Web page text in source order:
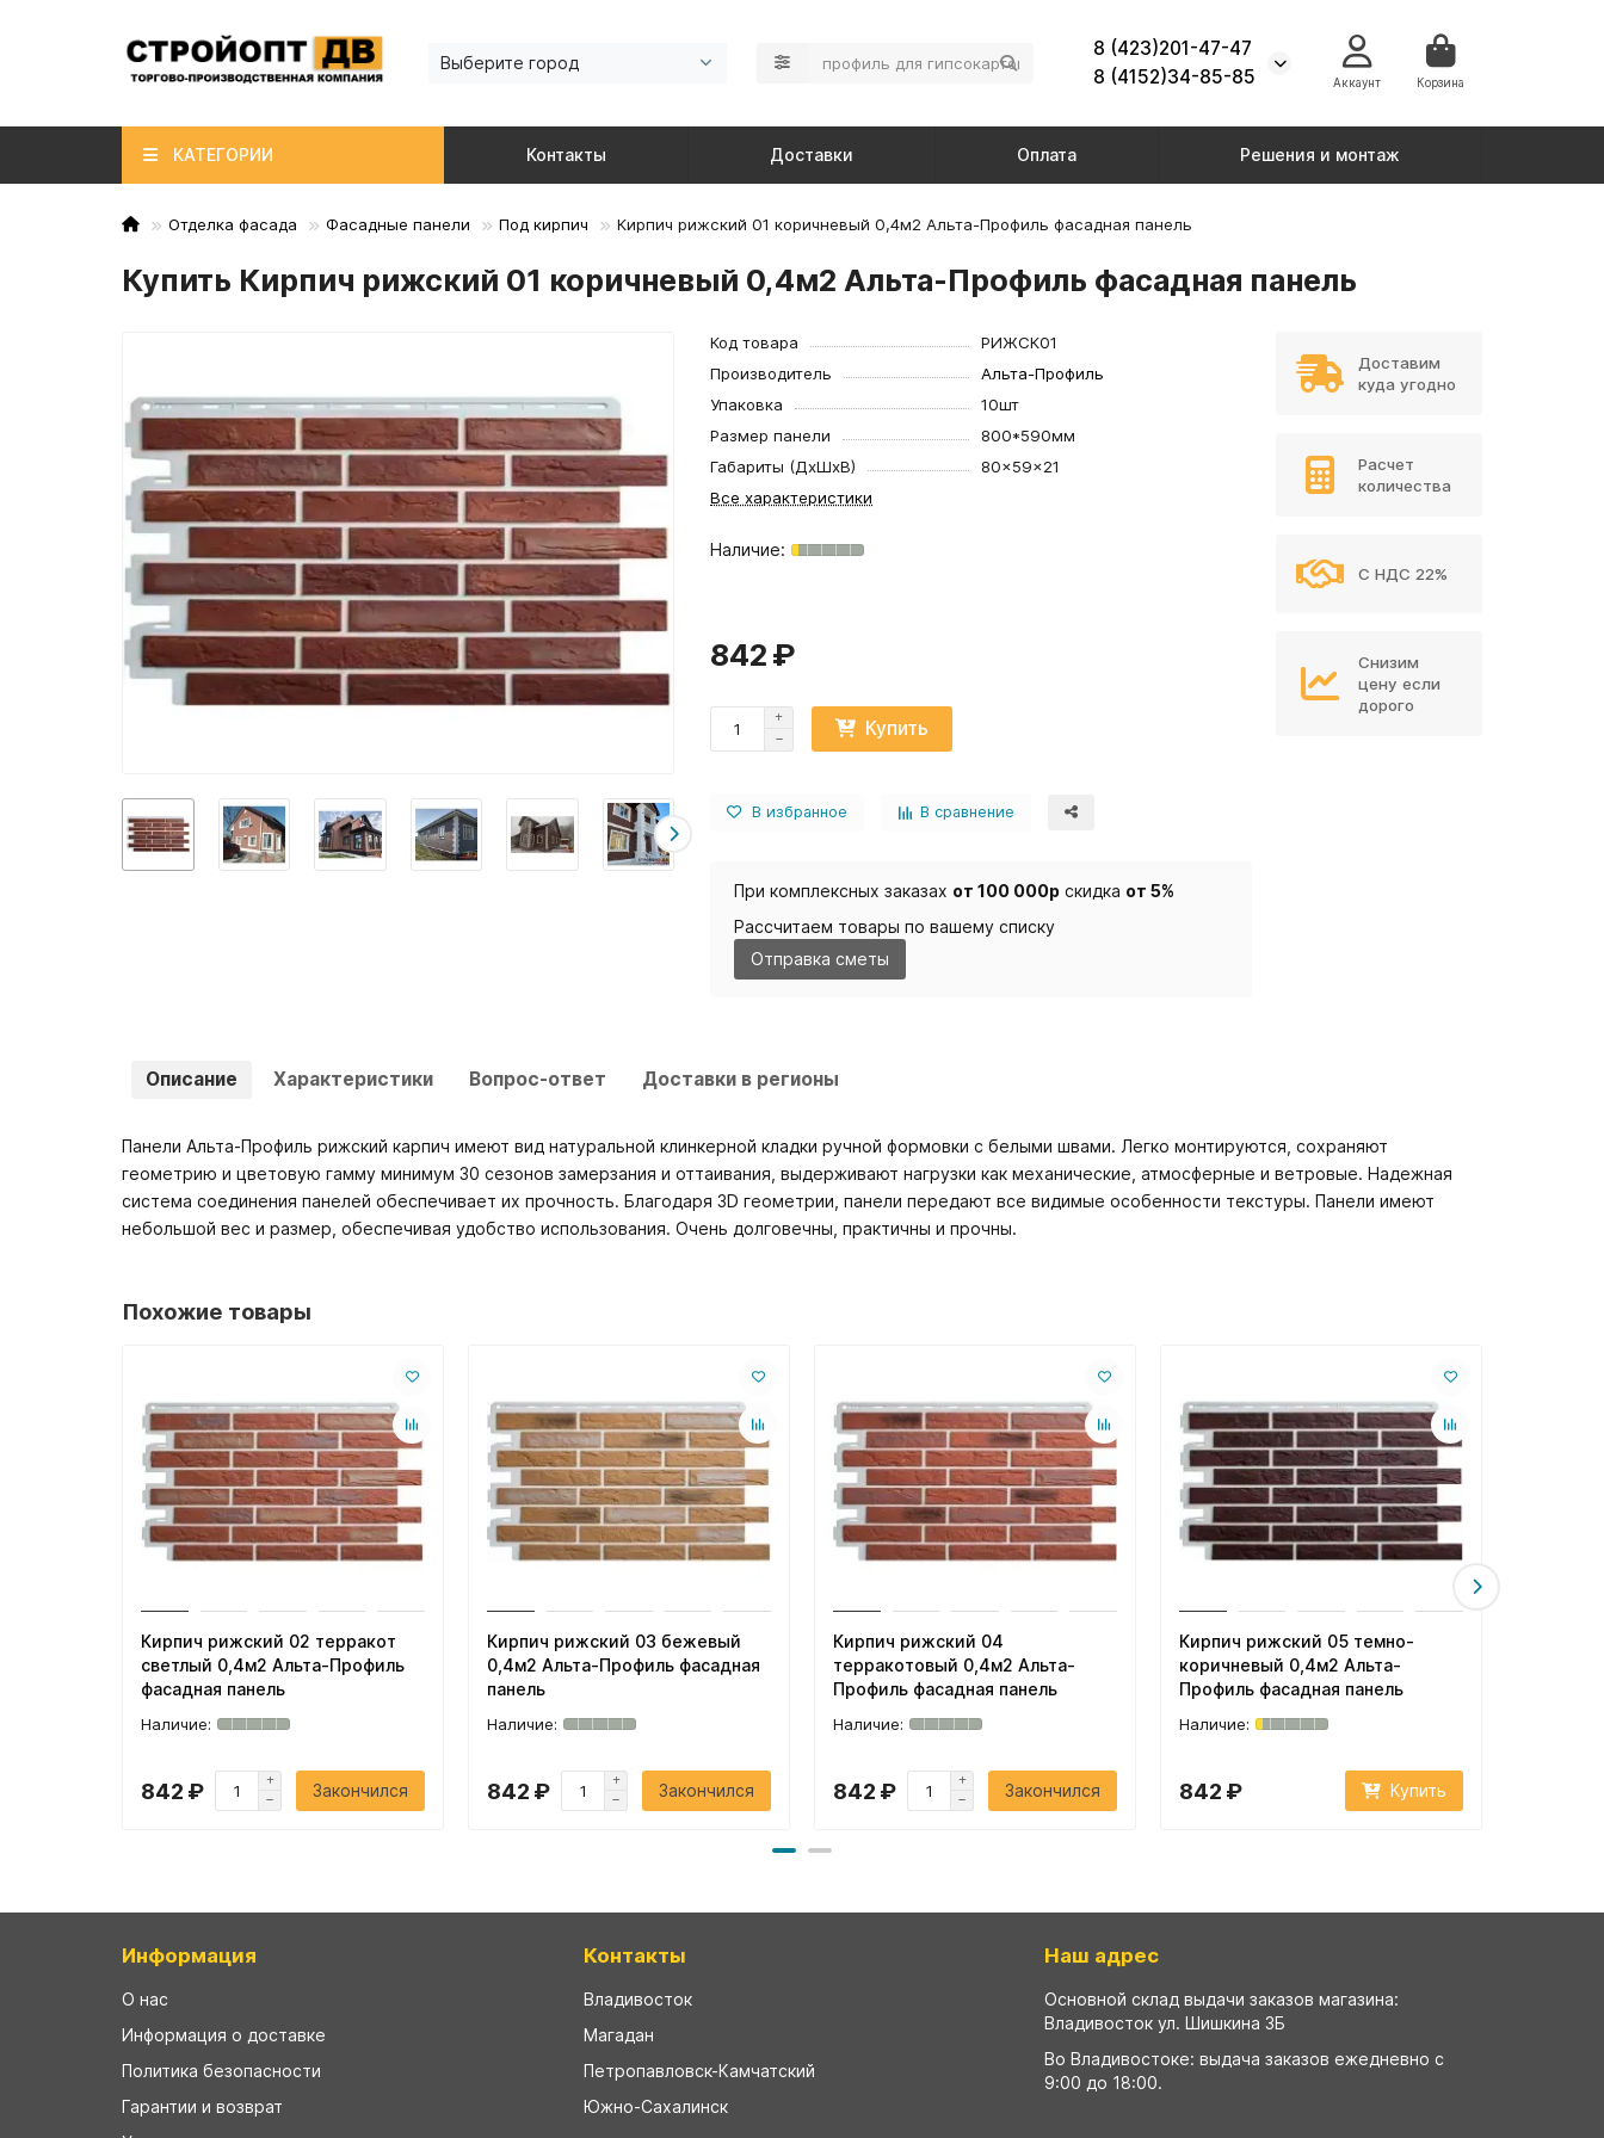
Выберите город
8 (423)201-47-47
8 (4152)34-85-85
Аккаунт Корзина
КАТЕГОРИИ Контакты Доставки Оплата Решения и монтаж
Отделка фасада Фасадные панели Под кирпич Кирпич рижский 01 коричневый 0,4м2 Альта-Профиль фасадная панель
Купить Кирпич рижский 01 коричневый 0,4м2 Альта-Профиль фасадная панель
Код товара
РИЖСК01
Производитель
Альта-Профиль
Упаковка
10шт
Размер панели
800*590мм
Габариты (ДхШхВ)
80×59×21
Все характеристики
842 ₽
Купить
В избранное В сравнение
При комплексных заказах от 100 000р скидка от 5%
Рассчитаем товары по вашему списку
Отправка сметы
Доставим
куда угодно
Расчет
количества
С НДС 22%
Снизим
цену если
дорого
Описание Характеристики Вопрос-ответ Доставки в регионы
Панели Альта-Профиль рижский карпич имеют вид натуральной клинкерной кладки ручной формовки с белыми швами. Легко монтируются, сохраняют
геометрию и цветовую гамму минимум 30 сезонов замерзания и оттаивания, выдерживают нагрузки как механические, атмосферные и ветровые. Надежная
система соединения панелей обеспечивает их прочность. Благодаря 3D геометрии, панели передают все видимые особенности текстуры. Панели имеют
небольшой вес и размер, обеспечивая удобство использования. Очень долговечны, практичны и прочны.
Похожие товары
Кирпич рижский 02 терракот
светлый 0,4м2 Альта-Профиль
фасадная панель
842 ₽ Закончился
Кирпич рижский 03 бежевый
0,4м2 Альта-Профиль фасадная
панель
842 ₽ Закончился
Кирпич рижский 04
терракотовый 0,4м2 Альта-
Профиль фасадная панель
842 ₽ Закончился
Кирпич рижский 05 темно-
коричневый 0,4м2 Альта-
Профиль фасадная панель
842 ₽ Купить
Информация
О нас
Информация о доставке
Политика безопасности
Гарантии и возврат
Контакты
Владивосток
Магадан
Петропавловск-Камчатский
Южно-Сахалинск
Наш адрес
Основной склад выдачи заказов магазина:
Владивосток ул. Шишкина 3Б
Во Владивостоке: выдача заказов ежедневно с
9:00 до 18:00.